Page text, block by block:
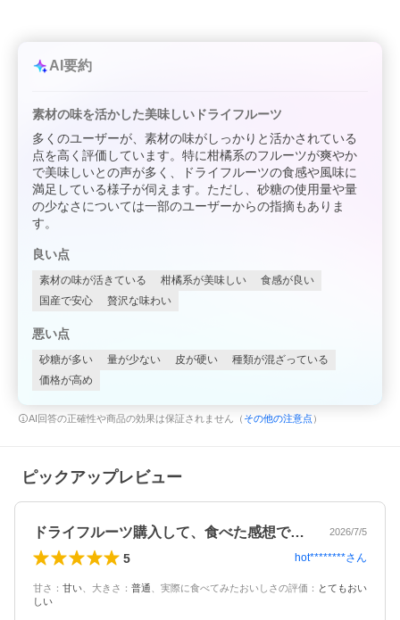
AI要約
素材の味を活かした美味しいドライフルーツ
多くのユーザーが、素材の味がしっかりと活かされている
点を高く評価しています。特に柑橘系のフルーツが爽やか
で美味しいとの声が多く、ドライフルーツの食感や風味に
満足している様子が伺えます。ただし、砂糖の使用量や量
の少なさについては一部のユーザーからの指摘もありま
す。
良い点
素材の味が活きている 柑橘系が美味しい
食感が良い
国産で安心
贅沢な味わい
悪い点
砂糖が多い 量が少ない 皮が硬い
種類が混ざっている
価格が高め
AI回答の正確性や商品の効果は保証されません（ その他の注意点 ）
ピックアップレビュー
ドライフルーツ購入して、食べた感想です… 2026/7/5
5 hot********さん
甘さ ： 甘い 大きさ ： 普通 実際に食べてみたおいしさの評価 ： とてもおい
しい